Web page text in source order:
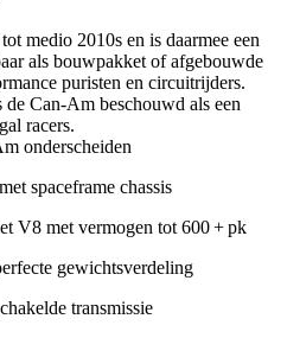
medio 2010s en is daarmee een
als bouwpakket of afgebouwde
puristen en circuitrijders.
Can‑Am beschouwd als een
racers.
onderscheiden
spaceframe chassis
V8 met vermogen tot 600 + pk
gewichtsverdeling
transmissie